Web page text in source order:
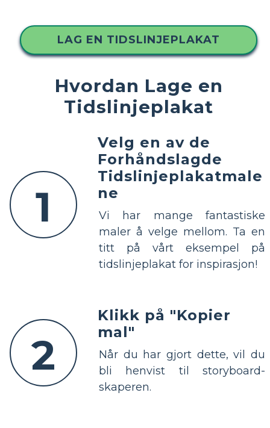
LAG EN TIDSLINJEPLAKAT
Hvordan Lage en
Tidslinjeplakat
1
Velg en av de
Forhåndslagde
Tidslinjeplakatmale
ne
Vi har mange fantastiske
maler å velge mellom. Ta en
titt på vårt eksempel på
tidslinjeplakat for inspirasjon!
2
Klikk på "Kopier
mal"
Når du har gjort dette, vil du
bli henvist til storyboard-
skaperen.